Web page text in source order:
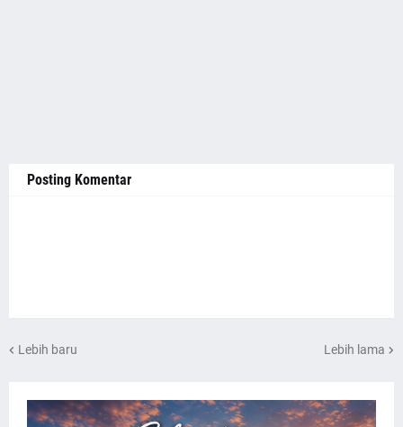
Posting Komentar
Lebih baru Lebih lama